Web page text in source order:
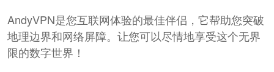
AndyVPN是您互联网体验的最佳伴侣，它帮助您突破
地理边界和网络屏障。让您可以尽情地享受这个无界
限的数字世界！